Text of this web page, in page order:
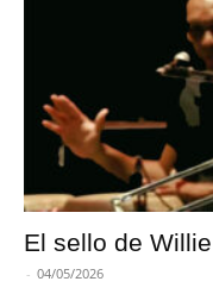
El sello de
- 04/05/2026